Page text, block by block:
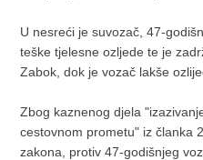
U nesreći je suvozač, 47-
teške tjelesne ozljede te je
Zabok, dok je vozač lakše
Zbog kaznenog djela
cestovnom prometu" iz članka
zakona, protiv 47-godišnjeg